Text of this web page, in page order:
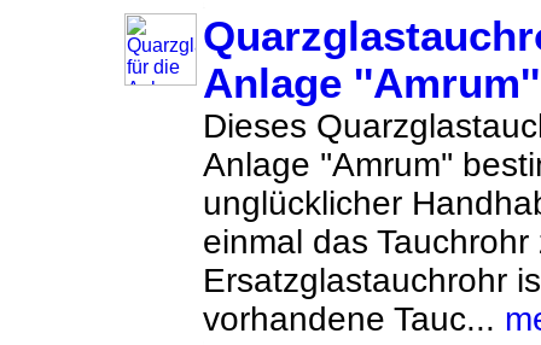
Anlage ''Amrum''
Dieses
Anlage ''Amrum''
unglücklicher
einmal das
Ersatzglastauchrohr
vorhandene Tauc...